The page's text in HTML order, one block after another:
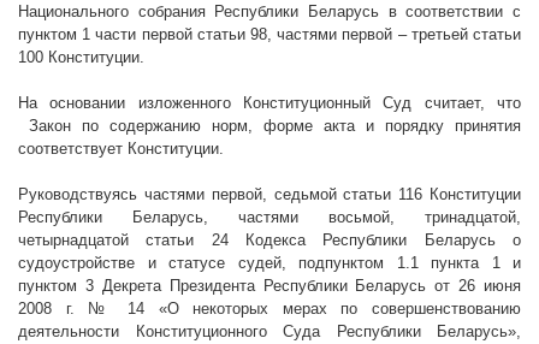
Национального собрания Республики Беларусь в соответствии с
пунктом 1 части первой статьи 98, частями первой – третьей статьи
100 Конституции.
На основании изложенного Конституционный Суд считает, что
Закон по содержанию норм, форме акта и порядку принятия
соответствует Конституции.
Руководствуясь частями первой, седьмой статьи 116 Конституции
Республики Беларусь, частями восьмой, тринадцатой,
четырнадцатой статьи 24 Кодекса Республики Беларусь о
судоустройстве и статусе судей, подпунктом 1.1 пункта 1 и
пунктом 3 Декрета Президента Республики Беларусь от 26 июня
2008 г. № 14 «О некоторых мерах по совершенствованию
деятельности Конституционного Суда Республики Беларусь»,